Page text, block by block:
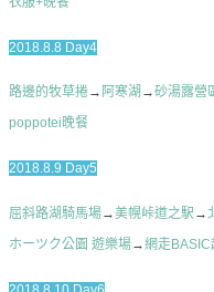
2018.8.8 Day4
路邊的牧草捲→ 阿寒湖 →砂湯露營
poppotei晚餐
2018.8.9 Day5
屈斜路湖騎馬場→美幌峠道之駅 →
ホーツク公園 遊樂場→網走BASIC